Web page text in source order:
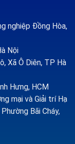
nghiệp Đồng Hòa,
Nội
Xã Ô Diên, TP Hà
Hưng, HCM
mại và Giải trí Hạ
Bãi Cháy,